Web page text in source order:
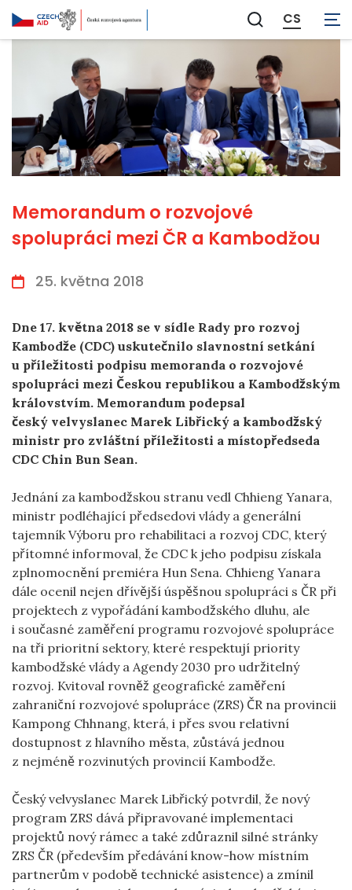
Zobrazit
vyhledávání
CS
Memorandum o rozvojové
spolupráci mezi ČR a Kambodžou
25. května 2018
Dne 17. května 2018 se v sídle Rady pro rozvoj
Kambodže (CDC) uskutečnilo slavnostní setkání
u příležitosti podpisu memoranda o rozvojové
spolupráci mezi Českou republikou a Kambodžským
královstvím. Memorandum podepsal
český velvyslanec Marek Libřický a kambodžský
ministr pro zvláštní příležitosti a místopředseda
CDC Chin Bun Sean.
Jednání za kambodžskou stranu vedl Chhieng Yanara,
ministr podléhající předsedovi vlády a generální
tajemník Výboru pro rehabilitaci a rozvoj CDC, který
přítomné informoval, že CDC k jeho podpisu získala
zplnomocnění premiéra Hun Sena. Chhieng Yanara
dále ocenil nejen dřívější úspěšnou spolupráci s ČR při
projektech z vypořádání kambodžského dluhu, ale
i současné zaměření programu rozvojové spolupráce
na tři prioritní sektory, které respektují priority
kambodžské vlády a Agendy 2030 pro udržitelný
rozvoj. Kvitoval rovněž geografické zaměření
zahraniční rozvojové spolupráce (ZRS) ČR na provincii
Kampong Chhnang, která, i přes svou relativní
dostupnost z hlavního města, zůstává jednou
z nejméně rozvinutých provincií Kambodže.
Český velvyslanec Marek Libřický potvrdil, že nový
program ZRS dává připravované implementaci
projektů nový rámec a také zdůraznil silné stránky
ZRS ČR (především předávání know-how místním
partnerům v podobě technické asistence) a zmínil